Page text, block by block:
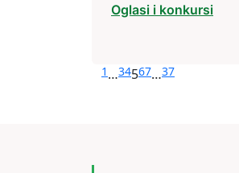
Oglasi i konkursi
1 …34567…37